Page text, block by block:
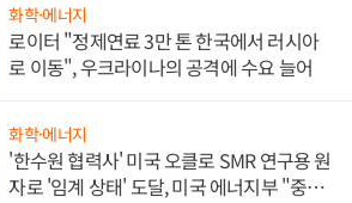
화학·에너지
로이터 "정제연료 3만 톤 한국에서 러시아
로 이동", 우크라이나의 공격에 수요 늘어
화학·에너지
'한수원 협력사' 미국 오클로 SMR 연구용 원
자로 '임계 상태' 도달, 미국 에너지부 "중요